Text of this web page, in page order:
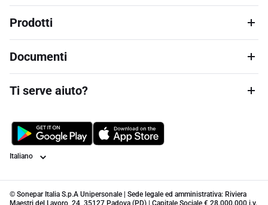
Prodotti
Documenti
Ti serve aiuto?
Lingua
© Sonepar Italia S.p.A Unipersonale | Sede legale ed amministrativa: Riviera
Maestri del Lavoro, 24, 35127 Padova (PD) | Capitale Sociale € 28.000.000 i.v.